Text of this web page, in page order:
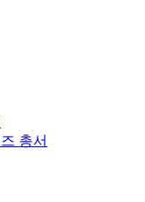
총서